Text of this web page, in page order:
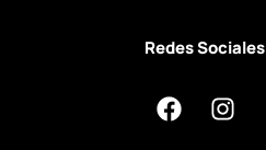
Redes Sociales